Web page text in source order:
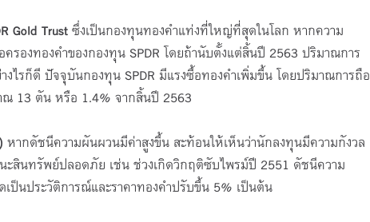
Gold Trustซึ่งเป็นกองทุนทองคำแท่งที่ใหญ่ที่สุดในโลก หากความ
รองทองคำของกองทุน SPDR โดยถ้านับตั้งแต่สิ้นปี 2563 ปริมาณการ
งไรก็ดี ปัจจุบันกองทุน SPDR มีแรงซื้อทองคำเพิ่มขึ้น โดยปริมาณการถือ
13 ตัน หรือ 1.4% จากสิ้นปี 2563
หากดัชนีความผันผวนมีค่าสูงขึ้น สะท้อนให้เห็นว่านักลงทุนมีความกังวล
ะสินทรัพย์ปลอดภัย เช่น ช่วงเกิดวิกฤติซับไพรม์ปี 2551 ดัชนีความ
ป็นประวัติการณ์และราคาทองคำปรับขึ้น 5% เป็นต้น